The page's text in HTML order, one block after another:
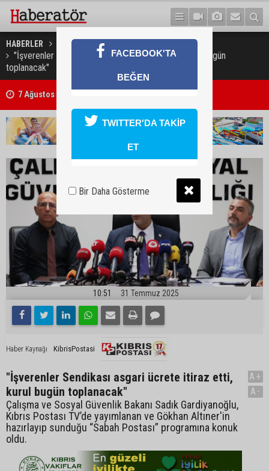
HABERLER GÜNDEM
"İşverenler Sendikası asgari ücrete itiraz etti, kurul bugün
toplanacak"
7 Ağustos 2026 Döviz Kurları
10:51 31 Temmuz 2025
Haber Kaynağı KibrisPostasi
"İşverenler Sendikası asgari ücrete itiraz etti,
kurul bugün toplanacak"
Çalışma ve Sosyal Güvenlik Bakanı Sadık Gardiyanoğlu,
Kıbrıs Postası TV’de yayımlanan ve Gökhan Altıner'in
hazırlayıp sunduğu “Sabah Postası” programına konuk
oldu.
A+
A-
FACEBOOK'TA
BEĞEN
TWITTER'DA TAKİP
ET
Bir Daha Gösterme